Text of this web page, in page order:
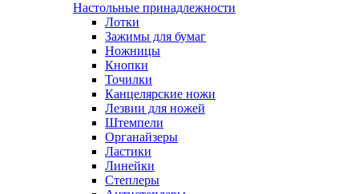
Настольные принадлежности
Лотки
Зажимы для бумаг
Ножницы
Кнопки
Точилки
Канцелярские ножи
Лезвии для ножей
Штемпели
Органайзеры
Ластики
Линейки
Степлеры